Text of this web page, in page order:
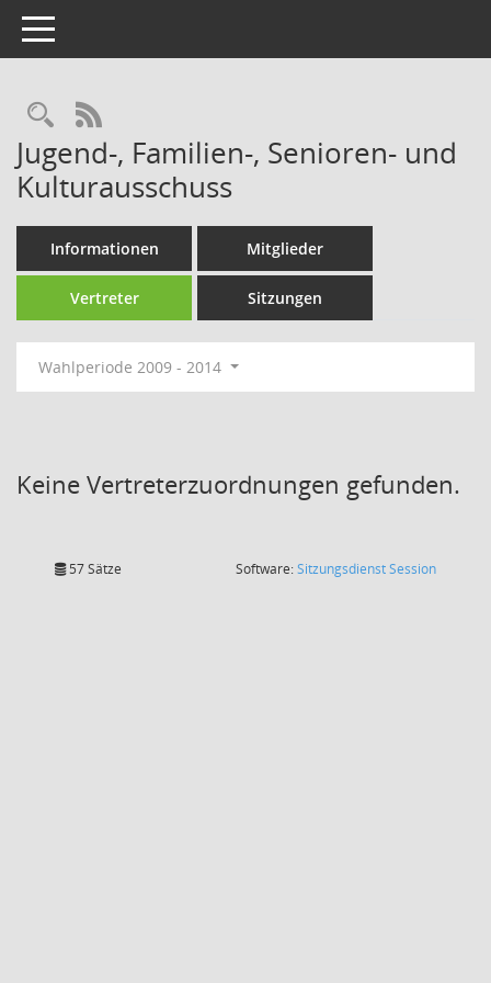
Toggle navigation
Rechercheauswahl
RSS-Feed
Jugend-, Familien-, Senioren- und
Kulturausschuss
Informationen Mitglieder
Vertreter Sitzungen
Wahlperiode 2009 - 2014
Keine Vertreterzuordnungen gefunden.
57 Sätze Software:SitzungsdienstSession(Wird in